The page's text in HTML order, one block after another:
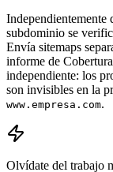
Independientemente
subdominio se
Envía sitemaps
informe de
independiente: los
son invisibles en la
www.empresa.com.
Olvídate del trabajo